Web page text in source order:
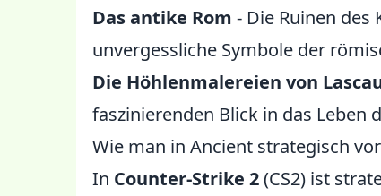
Das antike Rom - Die Ruinen
unvergessliche Symbole der
Die Höhlenmalereien von
faszinierenden Blick in das Leben
Wie man in Ancient strategisch
In Counter-Strike 2(CS2) ist